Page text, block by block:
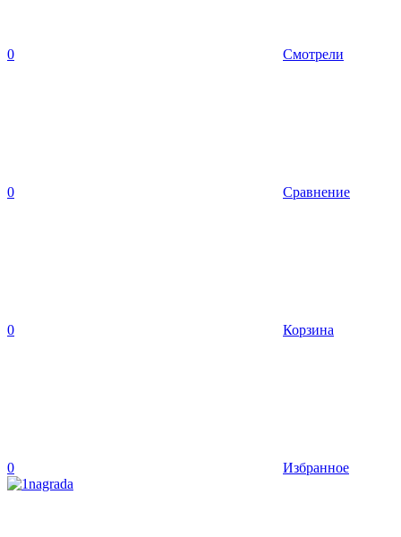
0 Смотрели
0 Сравнение
0 Корзина
0 Избранное